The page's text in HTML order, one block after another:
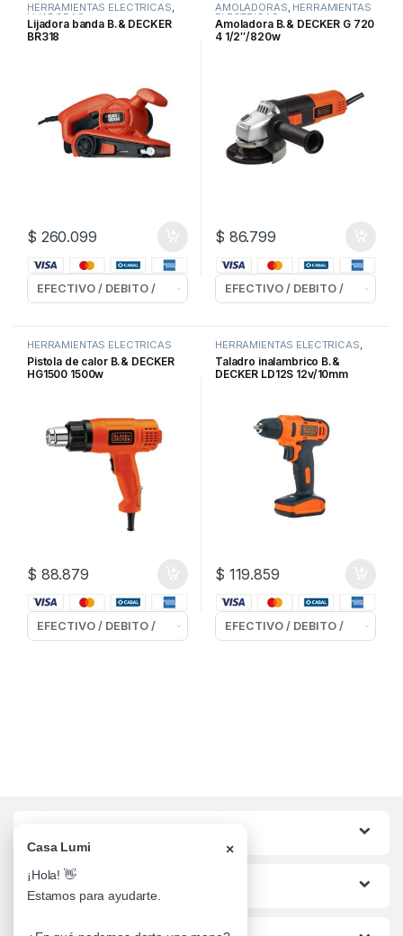
HERRAMIENTAS ELECTRICAS,
LIJADORAS
Lijadora banda B.& DECKER
BR318
$ 260.099
AMOLADORAS, HERRAMIENTAS
ELECTRICAS
Amoladora B.& DECKER G 720
4 1/2″/820w
$ 86.799
HERRAMIENTAS ELECTRICAS
Pistola de calor B.& DECKER
HG1500 1500w
$ 88.879
HERRAMIENTAS ELECTRICAS,
TALADROS
Taladro inalambrico B.&
DECKER LD12S 12v/10mm
$ 119.859
Lo mas buscado
Casa Lumi ×
¡Hola! 👋
Estamos para ayudarte.